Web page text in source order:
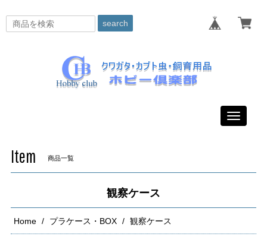
search
Toggle
Item 商品一覧
観察ケース
Home プラケース・BOX 観察ケース